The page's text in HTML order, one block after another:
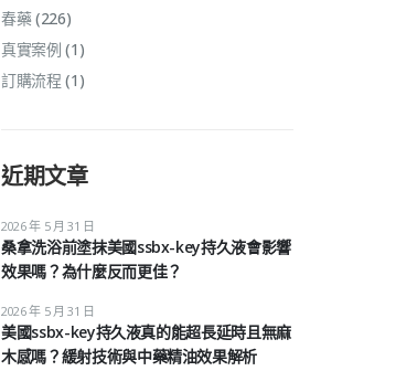
春藥(226)
真實案例 (1)
訂購流程 (1)
近期文章
桑拿洗浴前塗抹美國ssbx-key持久液會影響
效果嗎？為什麼反而更佳？
2026 年 5 月 31 日
美國ssbx-key持久液真的能超長延時且無麻
木感嗎？緩射技術與中藥精油效果解析
2026 年 5 月 31 日